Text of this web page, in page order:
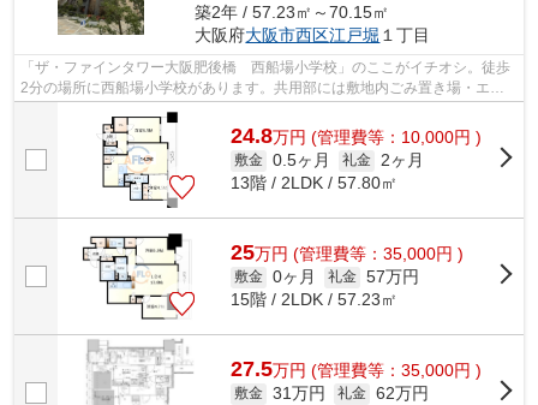
築2年 / 57.23㎡～70.15㎡
大阪府大阪市西区江戸堀 １丁目
「ザ・ファインタワー大阪肥後橋 西船場小学校」のここがイチオシ。徒歩
2分の場所に西船場小学校があります。共用部には敷地内ごみ置き場・エレ
ベータ2基などが揃っております。駅か...
24.8万円 (管理費等：10,000円 )
敷金 0.5ヶ月 礼金 2ヶ月
13階 / 2LDK / 57.80㎡
25万円 (管理費等：35,000円 )
敷金 0ヶ月 礼金 57万円
15階 / 2LDK / 57.23㎡
27.5万円 (管理費等：35,000円 )
敷金 31万円 礼金 62万円